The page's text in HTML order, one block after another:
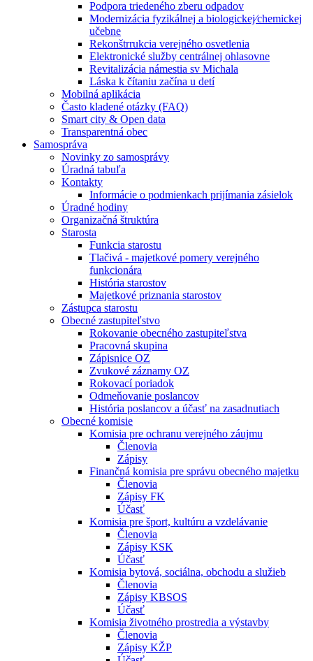
Podpora triedeného zberu odpadov
Modernizácia fyzikálnej a biologickej⁄chemickej
učebne
Rekonštrrukcia verejného osvetlenia
Elektronické služby centrálnej ohlasovne
Revitalizácia námestia sv Michala
Láska k čítaniu začína u detí
Mobilná aplikácia
Často kladené otázky (FAQ)
Smart city & Open data
Transparentná obec
Samospráva
Novinky zo samosprávy
Úradná tabuľa
Kontakty
Informácie o podmienkach prijímania zásielok
Úradné hodiny
Organizačná štruktúra
Starosta
Funkcia starostu
Tlačivá - majetkové pomery verejného
funkcionára
História starostov
Majetkové priznania starostov
Zástupca starostu
Obecné zastupiteľstvo
Rokovanie obecného zastupiteľstva
Pracovná skupina
Zápisnice OZ
Zvukové záznamy OZ
Rokovací poriadok
Odmeňovanie poslancov
História poslancov a účasť na zasadnutiach
Obecné komisie
Komisia pre ochranu verejného záujmu
Členovia
Zápisy
Finančná komisia pre správu obecného majetku
Členovia
Zápisy FK
Účasť
Komisia pre šport, kultúru a vzdelávanie
Členovia
Zápisy KSK
Účasť
Komisia bytová, sociálna, obchodu a služieb
Členovia
Zápisy KBSOS
Účasť
Komisia životného prostredia a výstavby
Členovia
Zápisy KŽP